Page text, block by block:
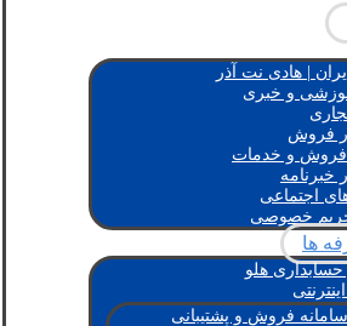
| هادی نت آذر
و خبری
فروش
فروش و خدمات
اجتماعی
خصوصی
ها
حسابداری هلو
سامانه فروش و پشتیبانی